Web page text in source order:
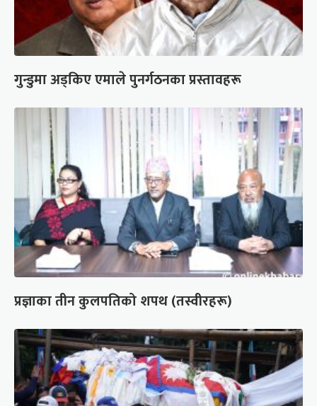
गुन्डुमा अड्किए एमाले पुनर्गठनका प्रस्तावहरू
प्रज्ञाका तीन कुलपतिको शपथ (तस्वीरहरू)